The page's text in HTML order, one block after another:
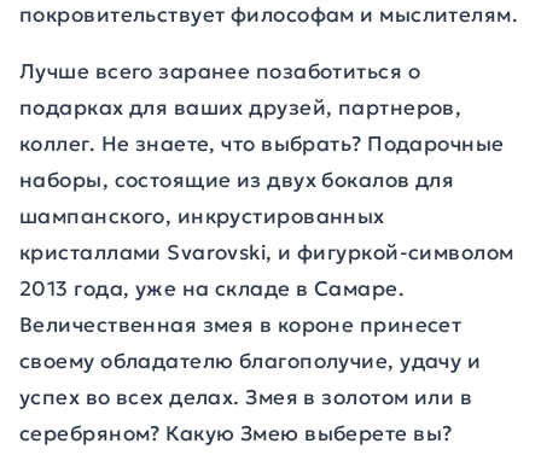
покровительствует философам и мыслителям.
Лучше всего заранее позаботиться о
подарках для ваших друзей, партнеров,
коллег. Не знаете, что выбрать? Подарочные
наборы, состоящие из двух бокалов для
шампанского, инкрустированных
кристаллами Svarovski, и фигуркой-символом
2013 года, уже на складе в Самаре.
Величественная змея в короне принесет
своему обладателю благополучие, удачу и
успех во всех делах. Змея в золотом или в
серебряном? Какую Змею выберете вы?